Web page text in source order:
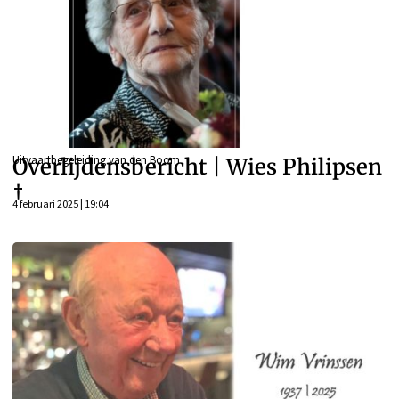
Uitvaartbegeleiding van den Boom
Overlijdensbericht | Wies Philipsen
†
4 februari 2025 | 19:04